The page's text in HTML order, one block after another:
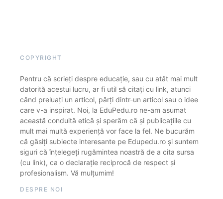
COPYRIGHT
Pentru că scrieți despre educație, sau cu atât mai mult
datorită acestui lucru, ar fi util să citați cu link, atunci
când preluați un articol, părți dintr-un articol sau o idee
care v-a inspirat. Noi, la EduPedu.ro ne-am asumat
această conduită etică și sperăm că și publicațiile cu
mult mai multă experiență vor face la fel. Ne bucurăm
că găsiți subiecte interesante pe Edupedu.ro și suntem
siguri că înțelegeți rugămintea noastră de a cita sursa
(cu link), ca o declarație reciprocă de respect și
profesionalism. Vă mulțumim!
DESPRE NOI